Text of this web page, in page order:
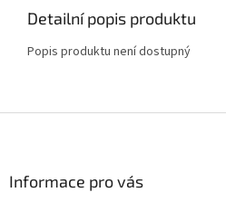
Detailní popis produktu
Popis produktu není dostupný
Informace pro vás